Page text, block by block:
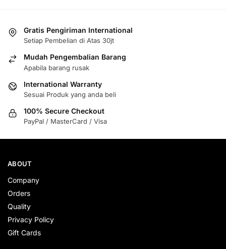
Gratis Pengiriman International
Setiap Pembelian di Atas 30jt
Mudah Pengembalian Barang
Apabila barang rusak
International Warranty
Sesuai Produk yang anda beli
100% Secure Checkout
PayPal / MasterCard / Visa
ABOUT
Company
Orders
Quality
Privacy Policy
Gift Cards